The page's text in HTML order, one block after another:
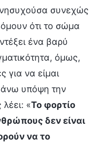
συνεχώς
ότι το σώμα
ένα βαρύ
όμως,
για να είμαι
υπόψη την
«Το φορτίο
δεν είναι
να το